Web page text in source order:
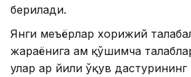
берилади.
Янги меъёрлар хорижий
жараёнига ҳам қўшимча
улар ҳар йили ўқув